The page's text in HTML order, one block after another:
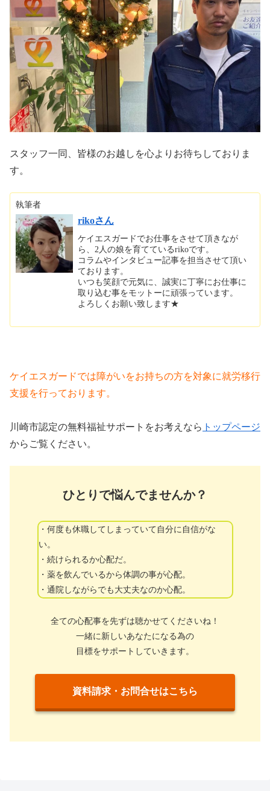
スタッフ一同、皆様のお越しを心よりお待ちしておりま
す。
執筆者
rikoさん
ケイエスガードでお仕事をさせて頂きなが
ら、2人の娘を育てているrikoです。
コラムやインタビュー記事を担当させて頂い
ております。
いつも笑顔で元気に、誠実に丁寧にお仕事に
取り込む事をモットーに頑張っています。
よろしくお願い致します★
ケイエスガードでは障がいをお持ちの方を対象に就労移行
支援を行っております。
川崎市認定の無料福祉サポートをお考えなら トップページ
からご覧ください。
ひとりで悩んでませんか？
・何度も休職してしまっていて自分に自信がな
い。
・続けられるか心配だ。
・薬を飲んでいるから体調の事が心配。
・通院しながらでも大丈夫なのか心配。
全ての心配事を先ずは聴かせてくださいね！
一緒に新しいあなたになる為の
目標をサポートしていきます。
資料請求・お問合せはこちら